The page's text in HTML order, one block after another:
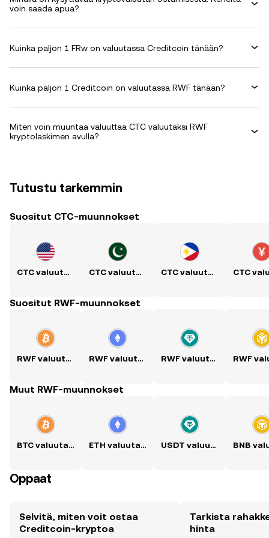
voin saada apua?
Kuinka paljon 1 FRw on valuutassa Creditcoin tänään?
Kuinka paljon 1 Creditcoin on valuutassa RWF tänään?
Miten voin muuntaa valuuttaa CTC valuutaksi RWF
kryptolaskimen avulla?
Tutustu tarkemmin
Suositut CTC-muunnokset
CTC valuutaksi USD CTC valuutaksi PKR CTC valuutaksi PHP
Suositut RWF-muunnokset
RWF valuutaksi BTC RWF valuutaksi ETH RWF valuutaksi USDT
Muut RWF-muunnokset
BTC valuutaksi RWF ETH valuutaksi RWF USDT valuutaksi RWF
Oppaat
Selvitä, miten voit ostaa
Creditcoin-kryptoa
Tarkista
hinta